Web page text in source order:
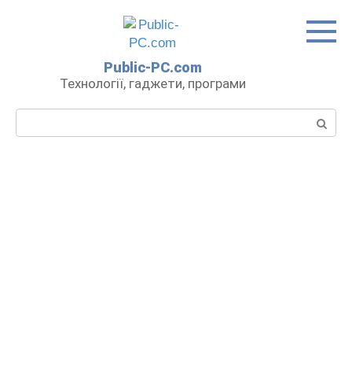
Public-PC.com
Технології, гаджети, програми